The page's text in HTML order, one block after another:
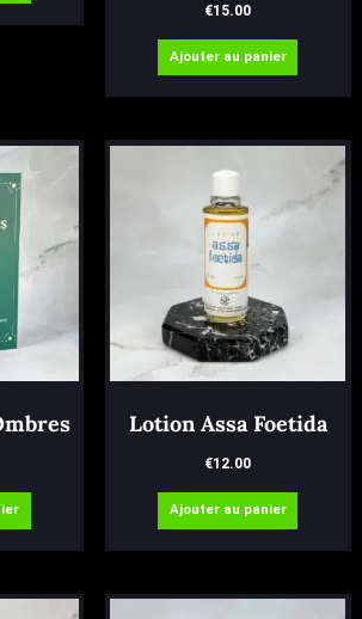
€15.00
Ajouter au panier
Lotion Assa Foetida
€12.00
Ajouter au panier